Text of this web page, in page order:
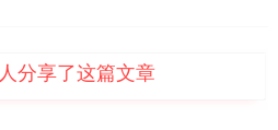
人分享了这篇文章